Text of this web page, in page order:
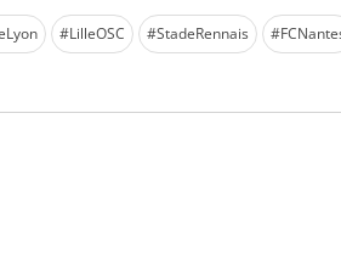
#LilleOSC #StadeRennais